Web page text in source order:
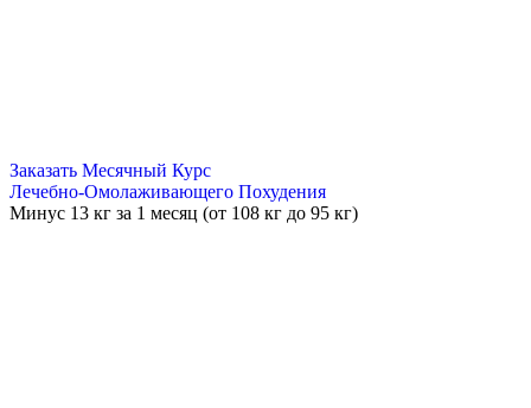
Заказать Месячный Курс
Лечебно-Омолаживающего Похудения
Минус 13 кг за 1 месяц (от 108 кг до 95 кг)